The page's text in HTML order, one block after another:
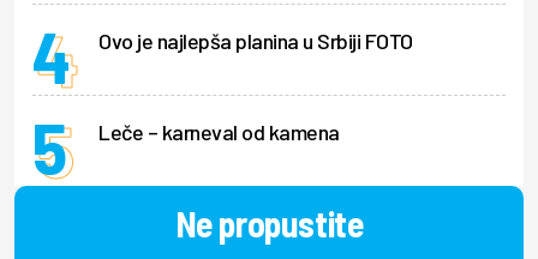
Ovo je najlepša planina u Srbiji FOTO
Leče – karneval od kamena
Ne propustite